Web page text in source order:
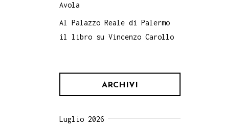
Avola
Al Palazzo Reale di Palermo
il libro su Vincenzo Carollo
ARCHIVI
Luglio 2026